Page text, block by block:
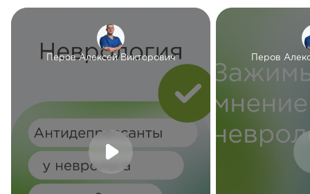
Перов Алексей Викторович Перов